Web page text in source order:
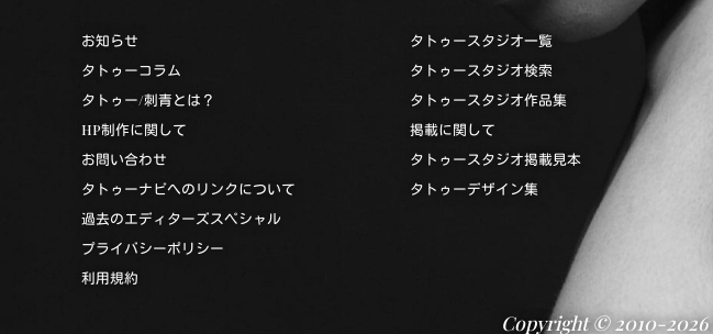
お知らせ
タトゥーコラム
タトゥー/刺青とは？
HP制作に関して
お問い合わせ
タトゥーナビへのリンクについて
過去のエディターズスペシャル
プライバシーポリシー
利用規約
タトゥースタジオ一覧
タトゥースタジオ検索
タトゥースタジオ作品集
掲載に関して
タトゥースタジオ掲載見本
タトゥーデザイン集
Copyright © 2010-2026